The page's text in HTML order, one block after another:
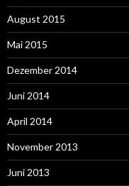
August 2015
Mai 2015
Dezember 2014
Juni 2014
April 2014
November 2013
Juni 2013